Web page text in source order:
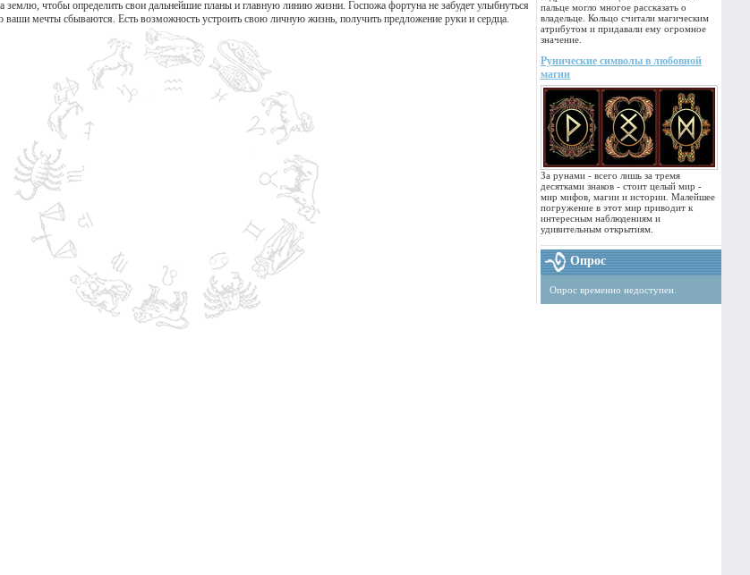
пальце могло многое рассказать о
владельце. Кольцо считали магическим
атрибутом и придавали ему огромное
значение.
Рунические символы в любовной
магии
За рунами - всего лишь за тремя
десятками знаков - стоит целый мир -
мир мифов, магии и истории. Малейшее
погружение в этот мир приводит к
интересным наблюдениям и
удивительным открытиям.
Опрос
Опрос временно недоступен.
землю, чтобы определить свои дальнейшие планы и главную линию жизни. Госпожа фортуна не забудет улыбнуться
мечты сбываются. Есть возможность устроить свою личную жизнь, получить предложение руки и сердца.